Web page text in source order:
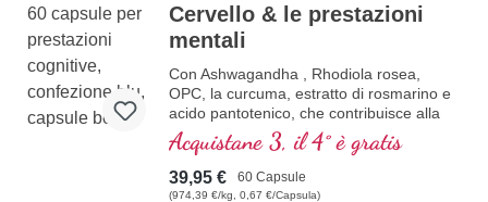
Cervello & le prestazioni
mentali
Con Ashwagandha , Rhodiola rosea,
OPC, la curcuma, estratto di rosmarino e
acido pantotenico, che contribuisce alla
normale prestazioni mentali ed è coinvolto
nella sintesi e nel metabolismo di diversi
neurotrasmettitori. Vitamine B bioattivo!
Acquistane 3, il 4° è gratis
39,95 € 60 Capsule
(974,39 €/kg, 0,67 €/Capsula)